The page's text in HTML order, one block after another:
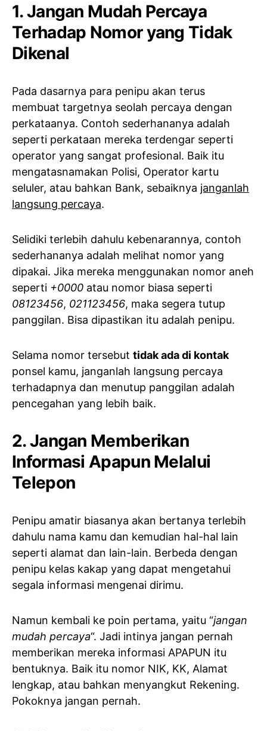
1. Jangan Mudah Percaya
Terhadap Nomor yang Tidak
Dikenal
Pada dasarnya para penipu akan terus
membuat targetnya seolah percaya dengan
perkataanya. Contoh sederhananya adalah
seperti perkataan mereka terdengar seperti
operator yang sangat profesional. Baik itu
mengatasnamakan Polisi, Operator kartu
seluler, atau bahkan Bank, sebaiknya janganlah
langsung percaya.
Selidiki terlebih dahulu kebenarannya, contoh
sederhananya adalah melihat nomor yang
dipakai. Jika mereka menggunakan nomor aneh
seperti +0000 atau nomor biasa seperti
08123456, 021123456, maka segera tutup
panggilan. Bisa dipastikan itu adalah penipu.
Selama nomor tersebut tidak ada di kontak
ponsel kamu, janganlah langsung percaya
terhadapnya dan menutup panggilan adalah
pencegahan yang lebih baik.
2. Jangan Memberikan
Informasi Apapun Melalui
Telepon
Penipu amatir biasanya akan bertanya terlebih
dahulu nama kamu dan kemudian hal-hal lain
seperti alamat dan lain-lain. Berbeda dengan
penipu kelas kakap yang dapat mengetahui
segala informasi mengenai dirimu.
Namun kembali ke poin pertama, yaitu “jangan
mudah percaya“. Jadi intinya jangan pernah
memberikan mereka informasi APAPUN itu
bentuknya. Baik itu nomor NIK, KK, Alamat
lengkap, atau bahkan menyangkut Rekening.
Pokoknya jangan pernah.